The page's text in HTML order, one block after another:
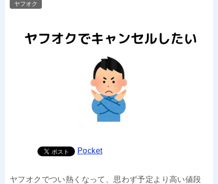
ヤフオク
Pocket
ヤフオクでつい熱くなって、思わず予定より高い値段